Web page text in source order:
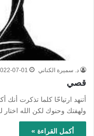
د. سميرة الكناني 07-01
قصي
أتنهد ارتياحّا كلما تذكرت
ولهفتك وحنوك لكن الله
أكمل القراءة »